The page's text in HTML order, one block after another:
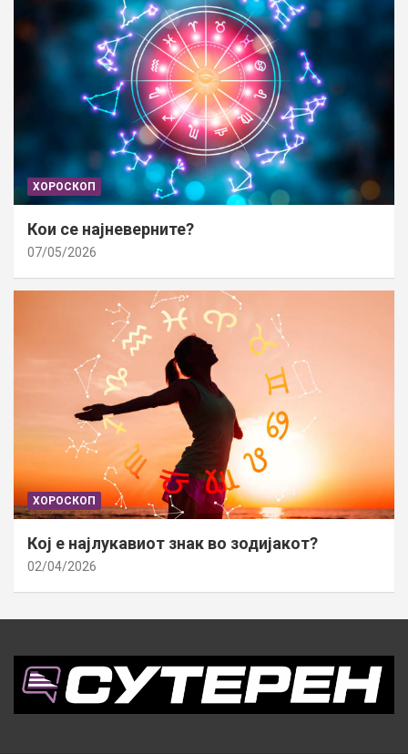
ХОРОСКОП
Кои се најневерните?
07/05/2026
ХОРОСКОП
Кој е најлукавиот знак во зодијакот?
02/04/2026